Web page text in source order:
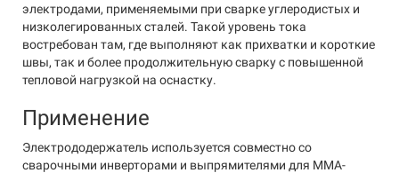
электродами, применяемыми при сварке углеродистых и
низколегированных сталей. Такой уровень тока
востребован там, где выполняют как прихватки и короткие
швы, так и более продолжительную сварку с повышенной
тепловой нагрузкой на оснастку.
Применение
Электрододержатель используется совместно со
сварочными инверторами и выпрямителями для MMA-